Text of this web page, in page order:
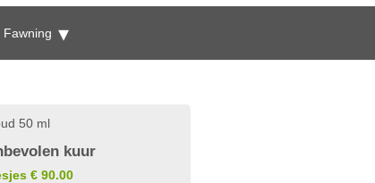
Fawning
50 ml
kuur
€ 90.00